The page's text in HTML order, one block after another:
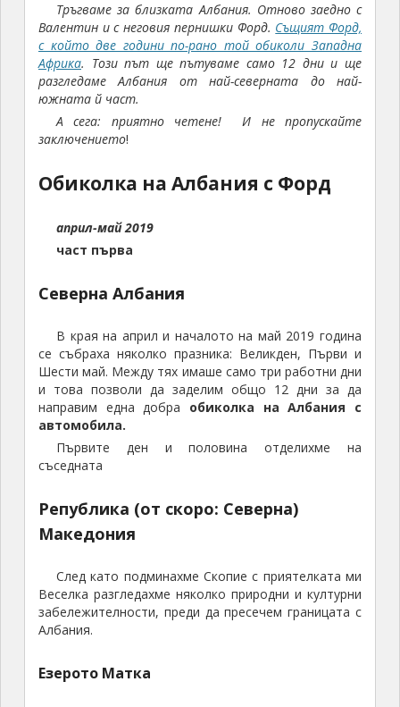
Тръгваме за близката Албания. Отново заедно с
Валентин и с неговия пернишки Форд. Същият Форд,
с който две години по-рано той обиколи Западна
Африка. Този път ще пътуваме само 12 дни и ще
разгледаме Албания от най-северната до най-
южната й част.
А сега: приятно четене! И не пропускайте
заключението!
Обиколка на Албания с Форд
април-май 2019
част първа
Северна Албания
В края на април и началото на май 2019 година
се събраха няколко празника: Великден, Първи и
Шести май. Между тях имаше само три работни дни
и това позволи да заделим общо 12 дни за да
направим една добра обиколка на Албания с
автомобила.
Първите ден и половина отделихме на
съседната
Република (от скоро: Северна)
Македония
След като подминахме Скопие с приятелката ми
Веселка разгледахме няколко природни и културни
забележителности, преди да пресечем границата с
Албания.
Езерото Матка